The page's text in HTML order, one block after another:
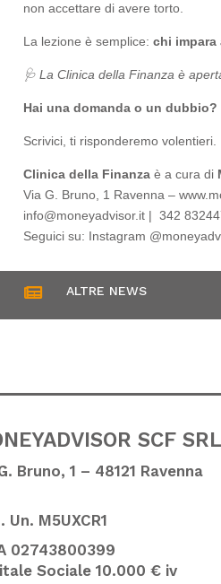
non accettare di avere torto.
La lezione è semplice:chi impara
🩺 La Clinica della Finanza è
Hai una domanda o un dubbio?
Scrivici, ti risponderemo volentieri.
Clinica della Finanza è a cura di
Via G. Bruno, 1 Ravenna –
info@moneyadvisor.it | 342
Seguici su: Instagram
 ALTRE NEWS
SCF SRL
Bruno, 1 – 48121 Ravenna
Un. M5UXCR1
02743800399
Sociale 10.000 € iv